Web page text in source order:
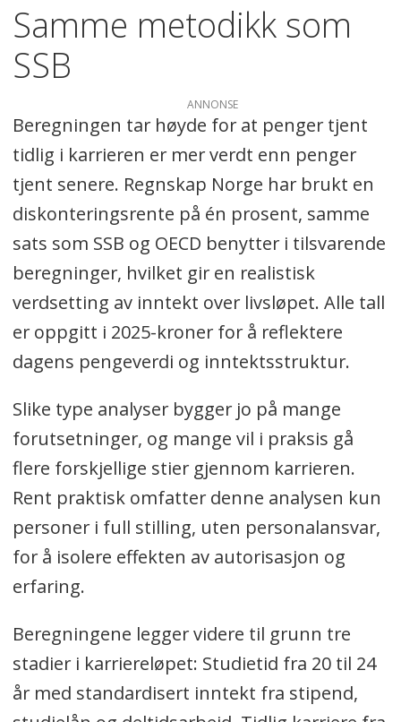
Samme metodikk som
SSB
ANNONSE
Beregningen tar høyde for at penger tjent
tidlig i karrieren er mer verdt enn penger
tjent senere. Regnskap Norge har brukt en
diskonteringsrente på én prosent, samme
sats som SSB og OECD benytter i tilsvarende
beregninger, hvilket gir en realistisk
verdsetting av inntekt over livsløpet. Alle tall
er oppgitt i 2025-kroner for å reflektere
dagens pengeverdi og inntektsstruktur.
Slike type analyser bygger jo på mange
forutsetninger, og mange vil i praksis gå
flere forskjellige stier gjennom karrieren.
Rent praktisk omfatter denne analysen kun
personer i full stilling, uten personalansvar,
for å isolere effekten av autorisasjon og
erfaring.
Beregningene legger videre til grunn tre
stadier i karriereløpet: Studietid fra 20 til 24
år med standardisert inntekt fra stipend,